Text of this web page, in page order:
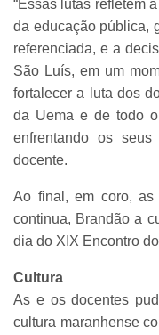
“Essas lutas refletem
da educação pública,
referenciada, e a
São Luís, em um
fortalecer a luta dos
da Uema e de todo
enfrentando os seus
docente.
Ao final, em coro, as
continua, Brandão a
dia do XIX Encontro
Cultura
As e os docentes
cultura maranhense